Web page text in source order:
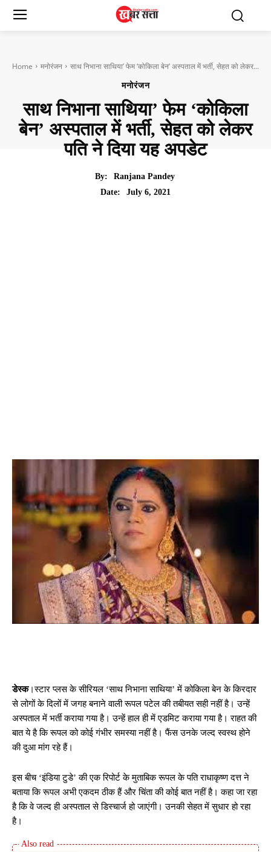
Home मनोरंजन साथ निभाना साथिया’ फेम ‘कोकिला बेन’ अस्पताल में भर्ती, सेहत को लेकर...
मनोरंजन
साथ निभाना साथिया’ फेम ‘कोकिला
बेन’ अस्पताल में भर्ती, सेहत को लेकर
पति ने दिया यह अपडेट
By:
Ranjana Pandey
Date:
July 6, 2021
डेस्क।स्टार प्लस के सीरियल ‘साथ निभाना साथिया’ में कोकिला बेन के किरदार
से लोगों के दिलों में जगह बनाने वाली रूपल पटेल की तबीयत सही नहीं है। उन्हें
अस्पताल में भर्ती कराया गया है। उन्हें हाल ही में एडमिट कराया गया है। राहत की
बात ये है कि रूपल को कोई गंभीर समस्या नहीं है। फैंस उनके जल्द स्वस्थ होने
की दुआ मांग रहे हैं।
इस बीच ‘इंडिया टुडे’ की एक रिपोर्ट के मुताबिक रूपल के पति राधाकृष्ण दत्त ने
बताया कि रूपल अभी एकदम ठीक हैं और चिंता की कोई बात नहीं है। कहा जा रहा
है कि वे जल्द ही अस्पताल से डिस्चार्ज हो जाएंगी। उनकी सेहत में सुधार हो रहा
है।